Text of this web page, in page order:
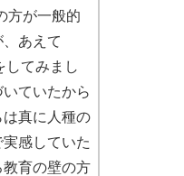
方が一般的
あえて
してみまし
ていたから
真に人種の
感していた
育の壁の方